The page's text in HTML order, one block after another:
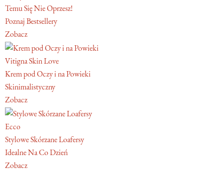
Temu Się Nie Oprzesz!
Poznaj Bestsellery
Zobacz
Vitigna Skin Love
Krem pod Oczy i na Powieki
Skinimalistyczny
Zobacz
Ecco
Stylowe Skórzane Loafersy
Idealne Na Co Dzień
Zobacz